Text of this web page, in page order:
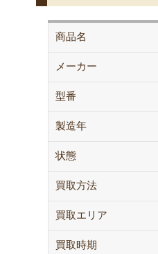
商品名
メーカー
型番
製造年
状態
買取方法
買取エリア
買取時期